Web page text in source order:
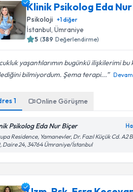
Klinik Psikolog Eda
Psikoloji +1diğer
İstanbul, Ümraniye
5 (389 Değerlendirme)
yaşantılarımın bugünkü ilişkilerimi
bilmiyordum. Şema terapi...
1 Online Görüşme
Psikolog Eda Nur Biçer
Residence, Yamanevler, Dr. Fazıl Küçük Cd. A2
Daire 24, 34764 Ümraniye/İstanbul